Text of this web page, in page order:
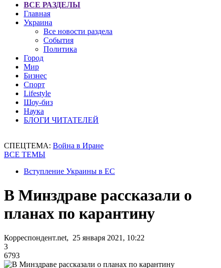
ВСЕ РАЗДЕЛЫ
Главная
Украина
Все новости раздела
События
Политика
Город
Мир
Бизнес
Спорт
Lifestyle
Шоу-биз
Наука
БЛОГИ ЧИТАТЕЛЕЙ
СПЕЦТЕМА: Война в Иране
ВСЕ ТЕМЫ
Вступление Украины в ЕС
В Минздраве рассказали о
планах по карантину
Корреспондент.net, 25 января 2021, 10:22
3
6793